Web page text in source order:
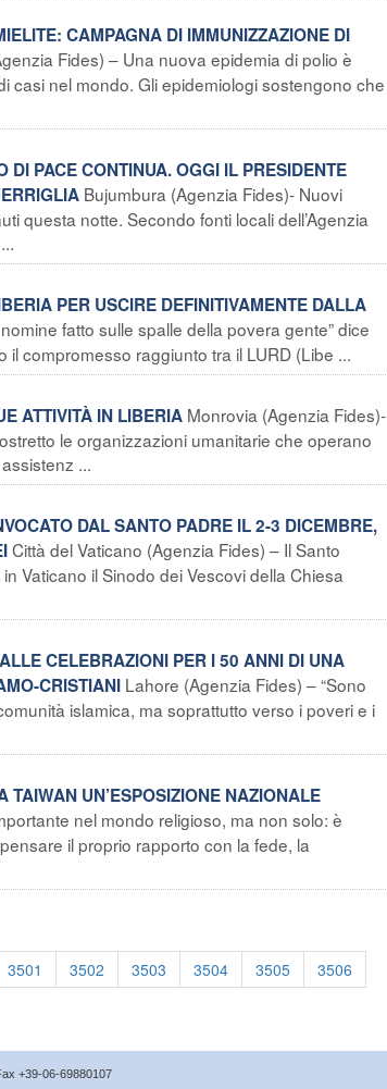
CAMPAGNA DI IMMUNIZZAZIONE DI
Fides) – Una nuova epidemia di polio è
casi nel mondo. Gli epidemiologi sostengono che
PACE CONTINUA. OGGI IL PRESIDENTE
Bujumbura (Agenzia Fides)- Nuovi
questa notte. Secondo fonti locali dell’Agenzia
PER USCIRE DEFINITIVAMENTE DALLA
fatto sulle spalle della povera gente” dice
il compromesso raggiunto tra il LURD (Libe ...
ATTIVITÀ IN LIBERIA Monrovia (Agenzia Fides)-
le organizzazioni umanitarie che operano
...
DAL SANTO PADRE IL 2-3 DICEMBRE,
Città del Vaticano (Agenzia Fides) – Il Santo
Vaticano il Sinodo dei Vescovi della Chiesa
CELEBRAZIONI PER I 50 ANNI DI UNA
CRISTIANI Lahore (Agenzia Fides) – “Sono
islamica, ma soprattutto verso i poveri e i
UN’ESPOSIZIONE NAZIONALE
nel mondo religioso, ma non solo: è
il proprio rapporto con la fede, la
3501 3502 3503 3504 3505 3506
+39-06-69880107